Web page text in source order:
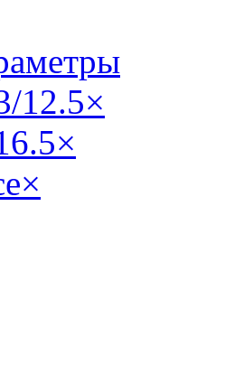
12.5×
×
×